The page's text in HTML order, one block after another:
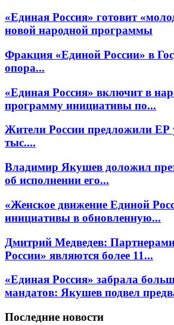
«Единая Россия» готовит
новой народной программы
Фракция «Единой России» в
опора...
«Единая Россия» включит в
программу инициативы по...
Жители России предложили ЕР
тыс....
Владимир Якушев доложил
об исполнении его...
«Женское движение Единой
инициативы в обновленную...
Дмитрий Медведев:
России» являются более 11...
«Единая Россия» забрала
мандатов: Якушев подвел
Последние новости